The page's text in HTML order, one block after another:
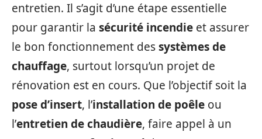
entretien. Il s’agit d’une étape essentielle
pour garantir la sécurité incendie et assurer
le bon fonctionnement dessystèmes de
chauffage, surtout lorsqu’un projet de
rénovation est en cours. Que l’objectif soit la
pose d’insert, l’installation de poêle ou
l’entretien de chaudière, faire appel à un